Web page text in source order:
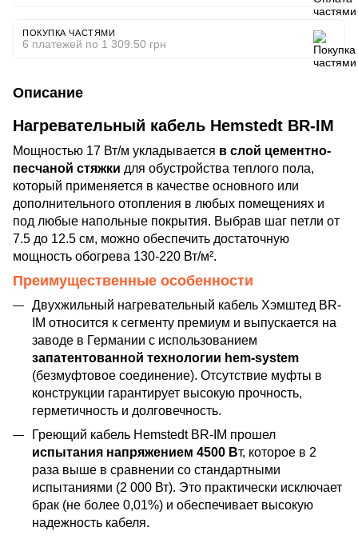
ПОКУПКА ЧАСТЯМИ
6 платежей по 1 309.50 грн
Описание
Нагревательный кабель Hemstedt BR-IM
Мощностью 17 Вт/м укладывается в слой цементно-
песчаной стяжки для обустройства теплого пола,
который применяется в качестве основного или
дополнительного отопления в любых помещениях и
под любые напольные покрытия. Выбрав шаг петли от
7.5 до 12.5 см, можно обеспечить достаточную
мощность обогрева 130-220 Вт/м².
Преимущественные особенности
Двухжильный нагревательный кабель Хэмштед BR-
IM относится к сегменту премиум и выпускается на
заводе в Германии с использованием
запатентованной технологии hem-system
(безмуфтовое соединение). Отсутствие муфты в
конструкции гарантирует высокую прочность,
герметичность и долговечность.
Греющий кабель Hemstedt BR-IM прошел
испытания напряжением 4500 Вт, которое в 2
раза выше в сравнении со стандартными
испытаниями (2 000 Вт). Это практически исключает
брак (не более 0,01%) и обеспечивает высокую
надежность кабеля.